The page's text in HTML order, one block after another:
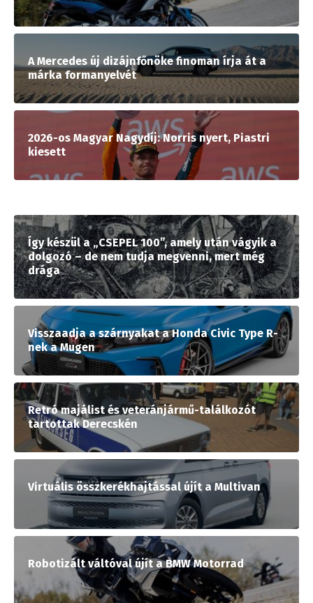
A Mercedes új dizájnfőnöke finoman írja át a
márka formanyelvét
2026-os Magyar Nagydíj: Norris nyert, Piastri
kiesett
Így készül a „CSEPEL 100”, amely után vágyik a
dolgozó – de nem tudja megvenni, mert még
drága
Visszaadja a szárnyakat a Honda Civic Type R-
nek a Mugen
Retró majálist és veteránjármű-találkozót
tartottak Derecskén
Virtuális összkerékhajtással újít a Multivan
Robotizált váltóval újít a BMW Motorrad